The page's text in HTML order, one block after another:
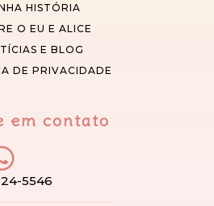
HISTÓRIA
O EU E ALICE
E BLOG
DE PRIVACIDADE
em contato
5546